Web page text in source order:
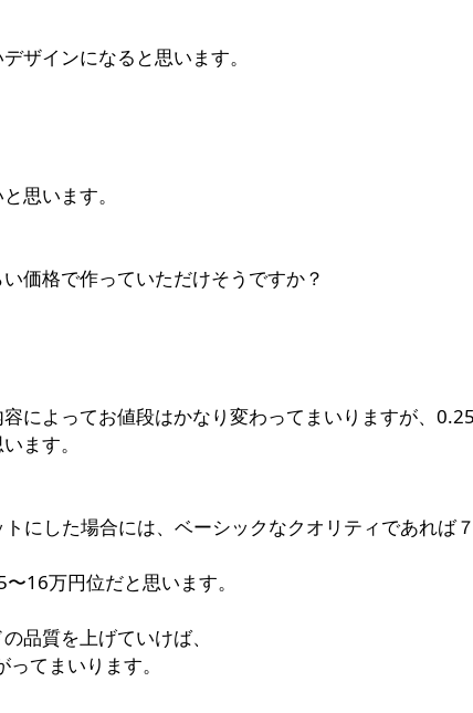
ザインになると思います。
思います。
価格で作っていただけそうですか？
によってお値段はかなり変わってまいりますが、
ます。
にした場合には、ベーシックなクオリティであれば７
16万円位だと思います。
品質を上げていけば、
てまいります。